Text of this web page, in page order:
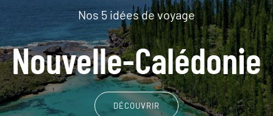
Nos 5 idées de voyage
Nouvelle-Calédonie
DÉCOUVRIR